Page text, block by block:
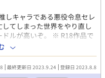
しキャラである悪役令息セレ
てしまった世界をやり直し
ルが高いぞ。 ※ R18作品で
ます。 一応オメガバースで
っていると思います。 少し
。 20241028:修正とほんの少
最終更新日 2023.9.24 登録日 2023.8.8